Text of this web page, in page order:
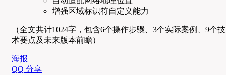
增强区域标识符自定义能力
（全文共计1024字，包含6个操作步骤、3个实际案例、9个技
术要点及未来版本前瞻）
海报
QQ 分享